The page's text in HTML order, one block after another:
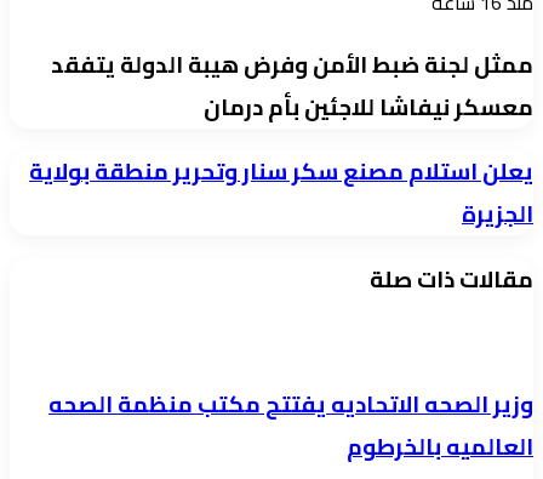
ممثل لجنة ضبط الأمن وفرض هيبة الدولة يتفقد
معسكر نيفاشا للاجئين بأم درمان
يعلن
استلام
مصنع
سكر
بولاية
الجزيرة
يعلن استلام مصنع سكر سنار وتحرير منطقة بولاية
الجزيرة
مقالات ذات صلة
وزير الصحه الاتحاديه يفتتح مكتب منظمة الصحه
العالميه بالخرطوم